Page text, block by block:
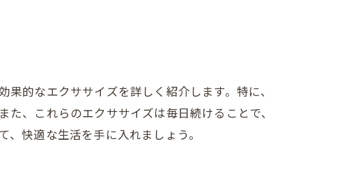
的なエクササイズを詳しく紹介します。特に、
、これらのエクササイズは毎日続けることで、
快適な生活を手に入れましょう。